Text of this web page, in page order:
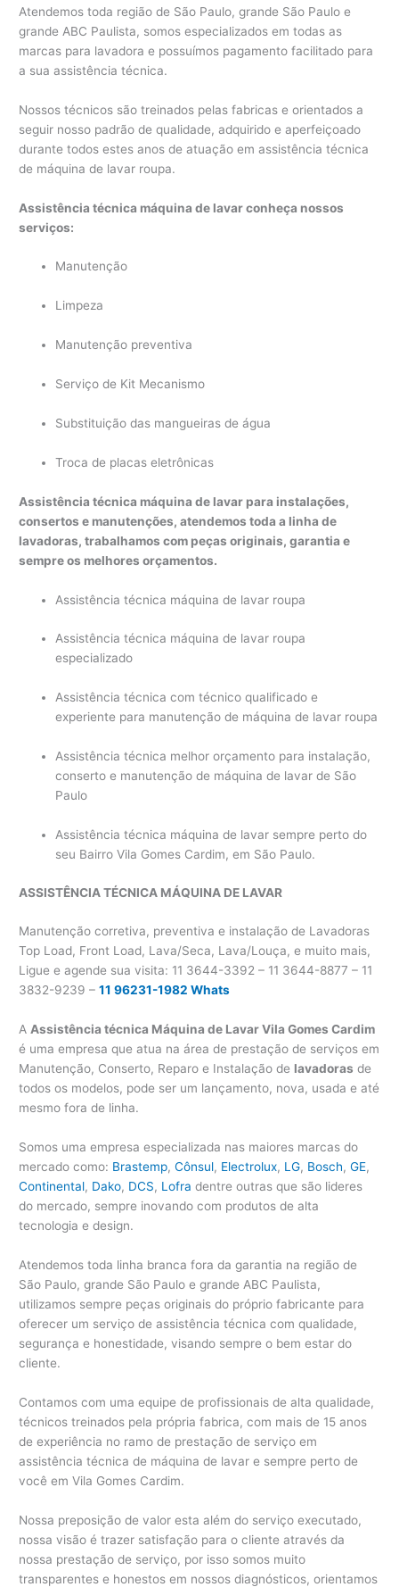
Atendemos toda região de São Paulo, grande São Paulo e
grande ABC Paulista, somos especializados em todas as
marcas para lavadora e possuímos pagamento facilitado para
a sua assistência técnica.
Nossos técnicos são treinados pelas fabricas e orientados a
seguir nosso padrão de qualidade, adquirido e aperfeiçoado
durante todos estes anos de atuação em assistência técnica
de máquina de lavar roupa.
Assistência técnica máquina de lavar conheça nossos
serviços:
Manutenção
Limpeza
Manutenção preventiva
Serviço de Kit Mecanismo
Substituição das mangueiras de água
Troca de placas eletrônicas
Assistência técnica máquina de lavar para instalações,
consertos e manutenções, atendemos toda a linha de
lavadoras, trabalhamos com peças originais, garantia e
sempre os melhores orçamentos.
Assistência técnica máquina de lavar roupa
Assistência técnica máquina de lavar roupa
especializado
Assistência técnica com técnico qualificado e
experiente para manutenção de máquina de lavar roupa
Assistência técnica melhor orçamento para instalação,
conserto e manutenção de máquina de lavar de São
Paulo
Assistência técnica máquina de lavar sempre perto do
seu Bairro Vila Gomes Cardim, em São Paulo.
ASSISTÊNCIA TÉCNICA MÁQUINA DE LAVAR
Manutenção corretiva, preventiva e instalação de Lavadoras
Top Load, Front Load, Lava/Seca, Lava/Louça, e muito mais,
Ligue e agende sua visita: 11 3644-3392 – 11 3644-8877 – 11
3832-9239 –11 96231-1982 Whats
AAssistência técnica Máquina de Lavar Vila Gomes Cardim
é uma empresa que atua na área de prestação de serviços em
Manutenção, Conserto, Reparo e Instalação de lavadoras de
todos os modelos, pode ser um lançamento, nova, usada e até
mesmo fora de linha.
Somos uma empresa especializada nas maiores marcas do
mercado como: Brastemp,Cônsul, Electrolux, LG, Bosch,GE,
Continental, Dako, DCS, Lofra dentre outras que são lideres
do mercado, sempre inovando com produtos de alta
tecnologia e design.
Atendemos toda linha branca fora da garantia na região de
São Paulo, grande São Paulo e grande ABC Paulista,
utilizamos sempre peças originais do próprio fabricante para
oferecer um serviço de assistência técnica com qualidade,
segurança e honestidade, visando sempre o bem estar do
cliente.
Contamos com uma equipe de profissionais de alta qualidade,
técnicos treinados pela própria fabrica, com mais de 15 anos
de experiência no ramo de prestação de serviço em
assistência técnica de máquina de lavar e sempre perto de
você em Vila Gomes Cardim.
Nossa preposição de valor esta além do serviço executado,
nossa visão é trazer satisfação para o cliente através da
nossa prestação de serviço, por isso somos muito
transparentes e honestos em nossos diagnósticos, orientamos